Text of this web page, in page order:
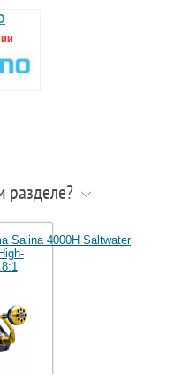
разделе?
Salina 4000H Saltwater